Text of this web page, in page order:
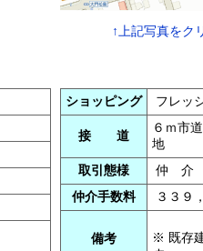
↑上記写真をク
ショッピング フレッ
接 道
６ｍ市
地
取引態様
仲 介
仲介手数料
３３９
備考
※ 既存